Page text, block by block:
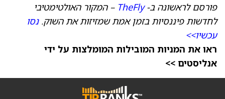
פורסם לראשונה ב-TheFly – המקור האולטימטיבי
לחדשות פיננסיות בזמן אמת שמזיזות את השוק.נסו
עכשיו>>
ראו את המניות המובילות המומלצות על ידי
אנליסטים >>